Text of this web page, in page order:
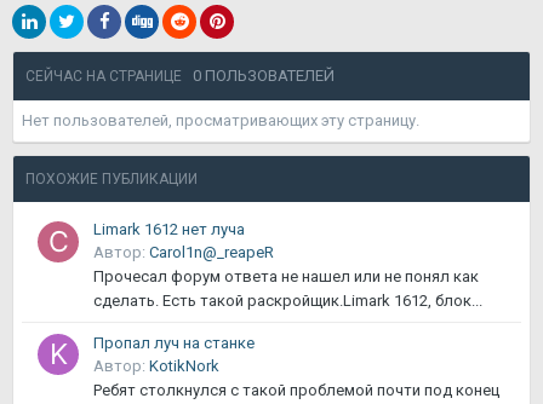
СЕЙЧАС НА СТРАНИЦЕ 0 ПОЛЬЗОВАТЕЛЕЙ
Нет пользователей, просматривающих эту страницу.
ПОХОЖИЕ ПУБЛИКАЦИИ
Limark 1612 нет луча
Автор: Carol1n@_reapeR
Прочесал форум ответа не нашел или не понял как
сделать. Есть такой раскройщик.Limark 1612, блок...
Пропал луч на станке
Автор: KotikNork
Ребят столкнулся с такой проблемой почти под конец